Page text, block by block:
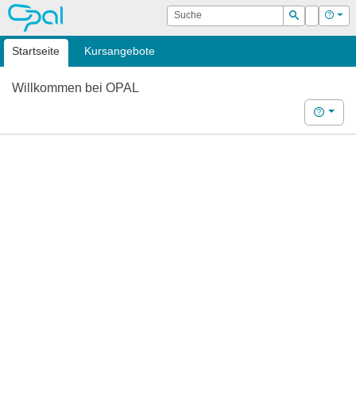
OPAL Suche
Suchen
Login Hilfe
Startseite Kursangebote
Willkommen bei OPAL
Hilfe